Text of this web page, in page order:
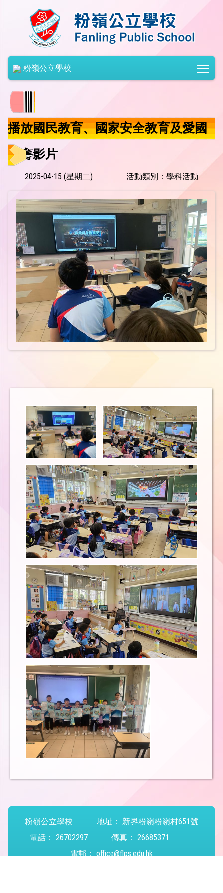
粉嶺公立學校
播放國民教育、國家安全教育及愛國
教育影片
2025-04-15 (星期二) 活動類別：學科活動
粉嶺公立學校 地址：
新界粉嶺粉嶺村651號
電話： 26702297 傳真： 26685371
電郵： office@flps.edu.hk